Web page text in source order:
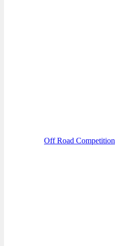
Off Road Competition